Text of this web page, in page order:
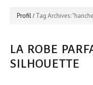
Profil Tag Archives:
LA ROBE
SILHOUETTE